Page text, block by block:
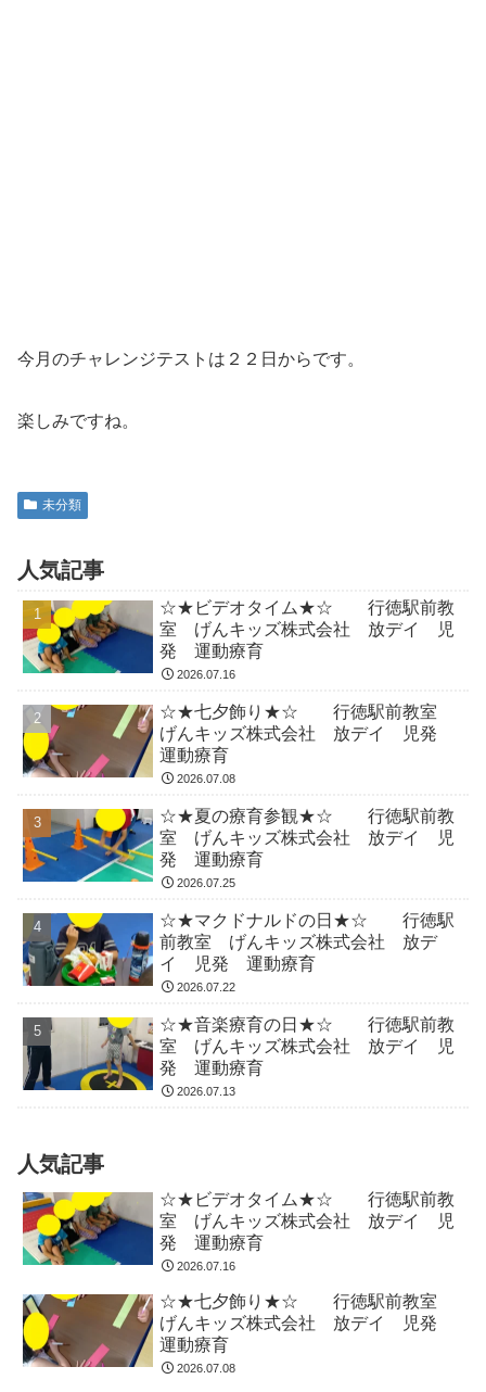
今月のチャレンジテストは２２日からです。
楽しみですね。
未分類
人気記事
☆★ビデオタイム★☆ 行徳駅前教
室 げんキッズ株式会社 放デイ 児
発 運動療育
2026.07.16
☆★七夕飾り★☆ 行徳駅前教室
げんキッズ株式会社 放デイ 児発
運動療育
2026.07.08
☆★夏の療育参観★☆ 行徳駅前教
室 げんキッズ株式会社 放デイ 児
発 運動療育
2026.07.25
☆★マクドナルドの日★☆ 行徳駅
前教室 げんキッズ株式会社 放デ
イ 児発 運動療育
2026.07.22
☆★音楽療育の日★☆ 行徳駅前教
室 げんキッズ株式会社 放デイ 児
発 運動療育
2026.07.13
人気記事
☆★ビデオタイム★☆ 行徳駅前教
室 げんキッズ株式会社 放デイ 児
発 運動療育
2026.07.16
☆★七夕飾り★☆ 行徳駅前教室
げんキッズ株式会社 放デイ 児発
運動療育
2026.07.08